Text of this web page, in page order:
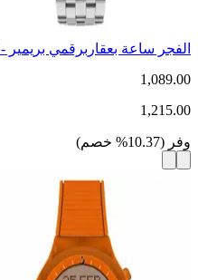
الفجر ساعة بعقاربرقمي بريمير - WW-22S
1,089.00
1,215.00
وفر (
10.37
% خصم)